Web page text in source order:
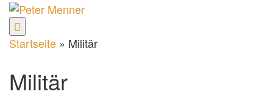
Zum
Inhalt
springen
Startseite » Militär
Militär